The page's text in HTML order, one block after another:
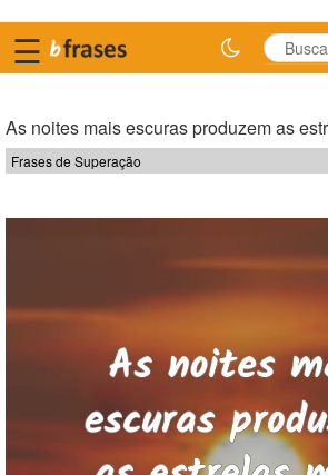
☰
As noites mais escuras produzem as
Frases de Superação